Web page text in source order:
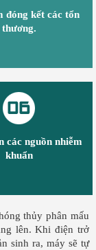
đóng kết các tổn
thương.
các nguồn nhiễm
khuẩn
thủy phân mấu
lên. Khi điện trở
sinh ra, máy sẽ tự